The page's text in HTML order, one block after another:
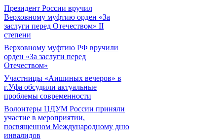
Президент России вручил
Верховному муфтию орден «За
заслуги перед Отечеством» II
степени
Верховному муфтию РФ вручили
орден «За заслуги перед
Отечеством»
Участницы «Аишиных вечеров» в
г.Уфа обсудили актуальные
проблемы современности
Волонтеры ЦДУМ России приняли
участие в мероприятии,
посвященном Международному дню
инвалидов